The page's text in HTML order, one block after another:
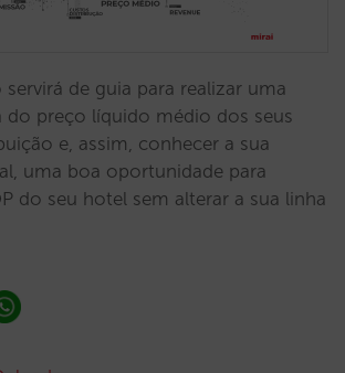
servirá de guia para realizar uma
do preço líquido médio dos seus
e, assim, conhecer a sua
uma boa oportunidade para
do seu hotel sem alterar a sua linha